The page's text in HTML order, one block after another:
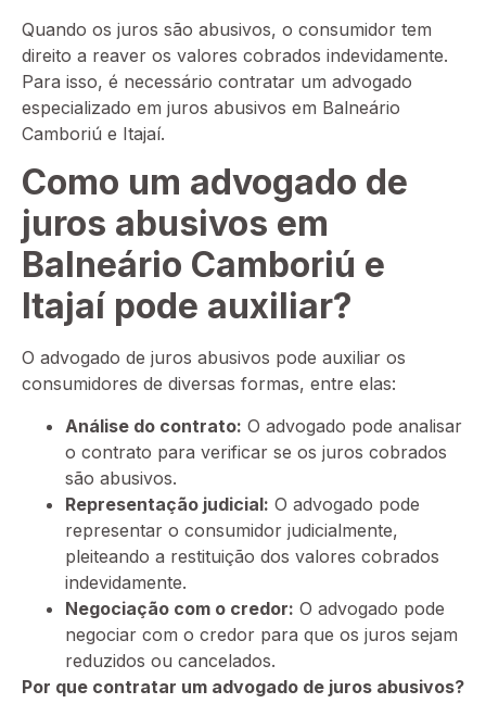
Quando os juros são abusivos, o consumidor tem
direito a reaver os valores cobrados indevidamente.
Para isso, é necessário contratar um advogado
especializado em juros abusivos em Balneário
Camboriú e Itajaí.
Como um advogado de
juros abusivos em
Balneário Camboriú e
Itajaí pode auxiliar?
O advogado de juros abusivos pode auxiliar os
consumidores de diversas formas, entre elas:
Análise do contrato: O advogado pode analisar
o contrato para verificar se os juros cobrados
são abusivos.
Representação judicial: O advogado pode
representar o consumidor judicialmente,
pleiteando a restituição dos valores cobrados
indevidamente.
Negociação com o credor: O advogado pode
negociar com o credor para que os juros sejam
reduzidos ou cancelados.
Por que contratar um advogado de juros abusivos?